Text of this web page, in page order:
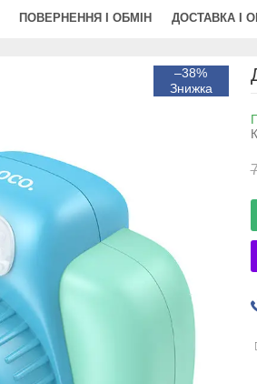
ПОВЕРНЕННЯ І ОБМІН ДОСТАВКА І
–38%